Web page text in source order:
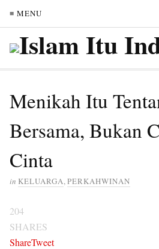
≡ MENU
Menikah Itu
Bersama, Bukan
Cinta
in KELUARGA,PERKAHWINAN
204
SHARES
ShareTweet